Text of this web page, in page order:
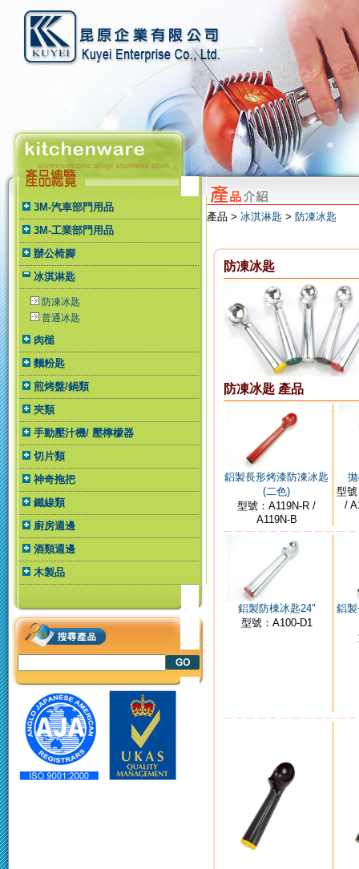
3M-汽車部門用品
3M-工業部門用品
辦公椅腳
冰淇淋匙
防凍冰匙
普通冰匙
肉槌
麵粉匙
煎烤盤/鍋類
夾類
手動壓汁機/ 壓檸檬器
切片類
神奇拖把
鐵線類
廚房週邊
酒類週邊
木製品
產品 > 冰淇淋匙 > 防凍冰匙
防凍冰匙
防凍冰匙 產品
鋁製長形烤漆防凍冰匙
(二色)
型號：A119N-R /
A119N-B
型號
/
鋁製防棟冰匙24"
型號：A100-D1
鋁